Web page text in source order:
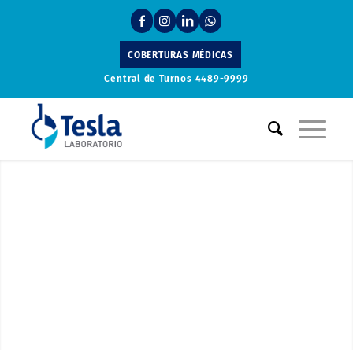
COBERTURAS MÉDICAS
Central de Turnos 4489-9999